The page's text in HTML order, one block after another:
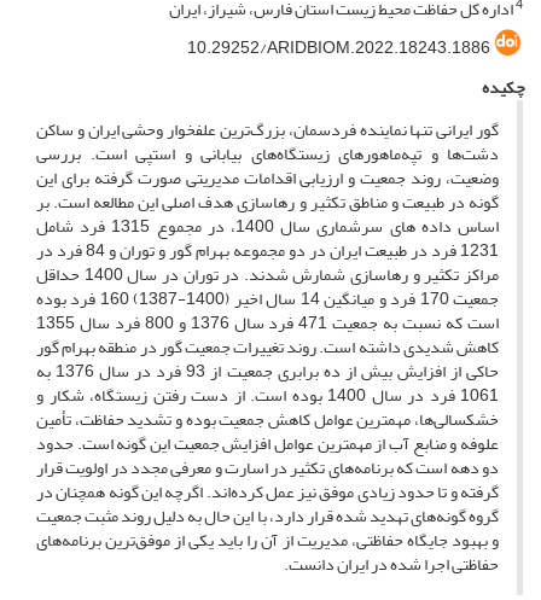
اداره کل حفاظت محیط زیست استان فارس، شیراز، ایران
10.29252/ARIDBIOM.2022.18243.1886
چکیده
گور ایرانی تنها نماینده فردسمان، بزرگ‌ترین علفخوار وحشی ایران و ساکن
دشت‌ها و تپه‌ماهورهای زیستگاه‌های بیابانی و استپی است. بررسی
وضعیت، روند جمعیت و ارزیابی اقدامات مدیریتی صورت گرفته برای این
گونه در طبیعت و مناطق تکثیر و رهاسازی هدف اصلی این مطالعه است. بر
اساس داده ­های سرشماری سال 1400، در مجموع 1315 فرد شامل
1231 فرد در طبیعت ایران در دو مجموعه بهرام­ گور و توران و 84 فرد در
مراکز تکثیر و رهاسازی شمارش شدند. در توران در سال 1400 حداقل
جمعیت 170 فرد و میانگین 14 سال اخیر (1400-1387) 160 فرد بوده
است که نسبت به جمعیت 471 فرد سال 1376 و 800 فرد سال 1355
کاهش شدیدی داشته است. روند تغییرات جمعیت گور در منطقه بهرام ­گور
حاکی از افزایش بیش از ده برابری جمعیت از 93 فرد در سال 1376 به
1061 فرد در سال 1400 بوده است. از دست رفتن زیستگاه، شکار و
خشکسالی‌ها، مهم­ترین عوامل کاهش جمعیت بوده و تشدید حفاظت، تأمین
علوفه و منابع آب از مهم­ترین عوامل افزایش جمعیت این گونه است. حدود
دو دهه است که برنامه‌های تکثیر در اسارت و معرفی مجدد در اولویت قرار
گرفته و تا حدود زیادی موفق نیز عمل کرده‌اند. اگرچه این گونه همچنان در
گروه گونه‌های تهدید شده قرار دارد، با این حال به دلیل روند مثبت جمعیت
و بهبود جایگاه حفاظتی، مدیریت از آن را باید یکی از موفق‌ترین برنامه‌های
حفاظتی اجرا شده در ایران دانست.